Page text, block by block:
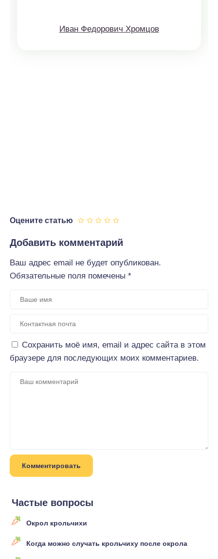
Иван Федорович Хромцов
Оцените статью
Добавить комментарий
Ваш адрес email не будет опубликован.
Обязательные поля помечены *
Сохранить моё имя, email и адрес сайта в этом
браузере для последующих моих комментариев.
Частые вопросы
Окрол крольчихи
Когда можно случать крольчиху после окрола